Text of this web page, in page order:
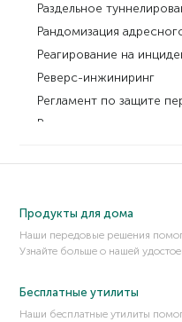
Раздельное
Рандомизация
Реагирование на
Реверс-инжиниринг
Регламент по защите
Редиректор
Репак
Рукопожатие
Продукты для дома
Наши передовые решения
Узнайте больше о нашей
Бесплатные утилиты
Наши бесплатные утилиты